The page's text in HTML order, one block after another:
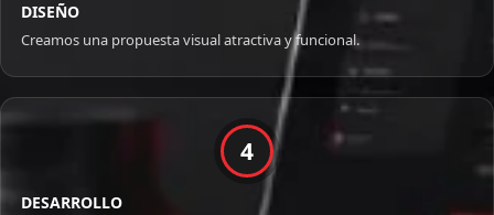
DISEÑO
Creamos una propuesta visual atractiva y funcional.
4
DESARROLLO